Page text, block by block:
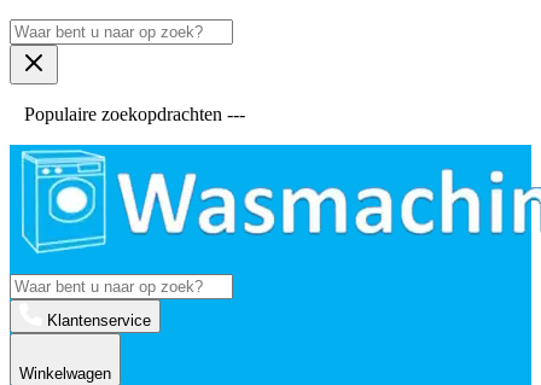
Populaire zoekopdrachten ---
Klantenservice
Winkelwagen